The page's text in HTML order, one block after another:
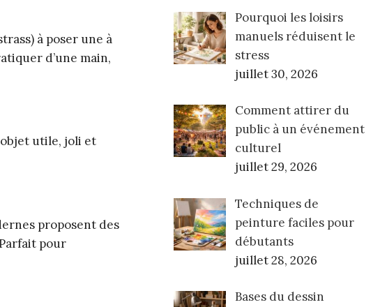
à poser une à
d’une main,
utile, joli et
proposent des
pour
Pourquoi les loisirs
manuels réduisent le
stress
juillet 30, 2026
Comment attirer du
public à un événement
culturel
juillet 29, 2026
Techniques de
peinture faciles pour
débutants
juillet 28, 2026
Bases du dessin